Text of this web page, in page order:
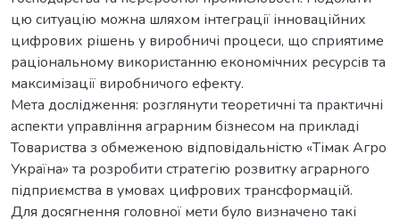
цю ситуацію можна шляхом інтеграції інноваційних
цифрових рішень у виробничі процеси, що сприятиме
раціональному використанню економічних ресурсів та
максимізації виробничого ефекту.
Мета дослідження: розглянути теоретичні та практичні
аспекти управління аграрним бізнесом на прикладі
Товариства з обмеженою відповідальністю «Тімак Агро
Україна» та розробити стратегію розвитку аграрного
підприємства в умовах цифрових трансформацій.
Для досягнення головної мети було визначено такі